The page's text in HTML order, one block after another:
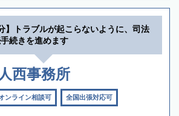
】トラブルが起こらないように、司法
続きを進めます
西事務所
ンライン相談可 全国出張対応可